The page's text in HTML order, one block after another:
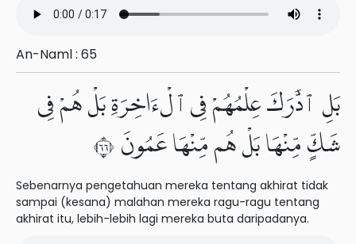
An-Naml : 65
بَلِ ٱدَّٰرَكَ عِلْمُهُمْ فِى ٱلْءَاخِرَةِ بَلْ هُمْ فِى
شَكٍّ مِّنْهَا بَلْ هُم مِّنْهَا عَمُونَ ٦٦
Sebenarnya pengetahuan mereka tentang akhirat tidak
sampai (kesana) malahan mereka ragu-ragu tentang
akhirat itu, lebih-lebih lagi mereka buta daripadanya.